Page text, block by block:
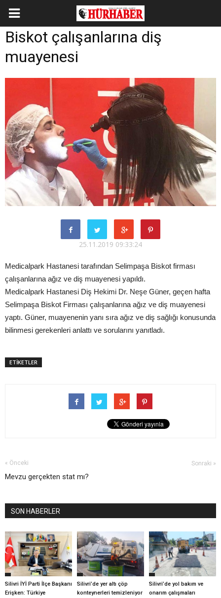
Biskot çalışanlarına diş
muayenesi
25.11.2019 09:33:24
Medicalpark Hastanesi tarafından Selimpaşa Biskot firması
çalışanlarına ağız ve diş muayenesi yapıldı.
Medicalpark Hastanesi Diş Hekimi Dr. Neşe Güner, geçen hafta
Selimpaşa Biskot Firması çalışanlarına ağız ve diş muayenesi
yaptı. Güner, muayenenin yanı sıra ağız ve diş sağlığı konusunda
bilinmesi gerekenleri anlattı ve sorularını yanıtladı.
ETİKETLER
« Önceki
Mevzu gerçekten stat mı?
Sonraki »
SON HABERLER
Silivri İYİ Parti İlçe Başkanı
Erişken: Türkiye
Silivri’de yer altı çöp
konteynerleri temizleniyor
Silivri’de yol bakım ve
onarım çalışmaları